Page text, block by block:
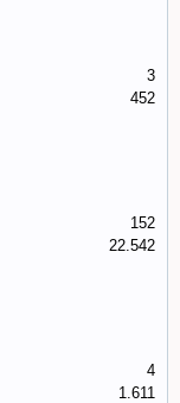
3
452
152
22.542
4
1.611